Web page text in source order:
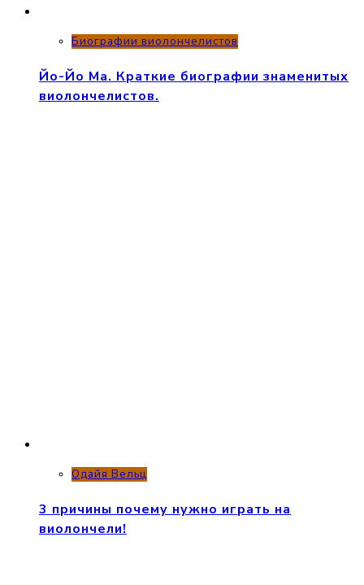
Биографии виолончелистов
Йо-Йо Ма. Краткие биографии знаменитых
виолончелистов.
Одайя Вельц
3 причины почему нужно играть на
виолончели!